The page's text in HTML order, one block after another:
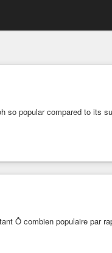
popular compared to its
Ô combien populaire par